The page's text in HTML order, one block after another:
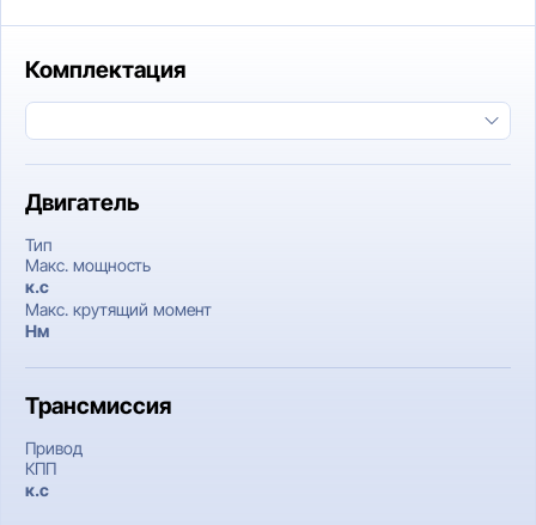
Комплектация
Двигатель
Тип
Макс. мощность
к.c
Макс. крутящий момент
Нм
Трансмиссия
Привод
КПП
к.c